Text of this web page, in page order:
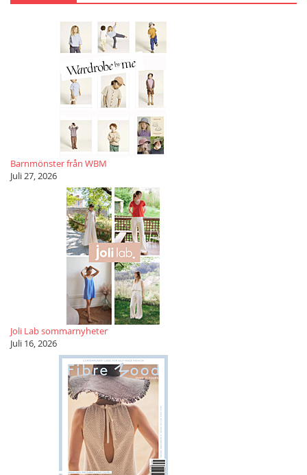
Barnmönster från WBM
Juli 27, 2026
Joli Lab sommarnyheter
Juli 16, 2026